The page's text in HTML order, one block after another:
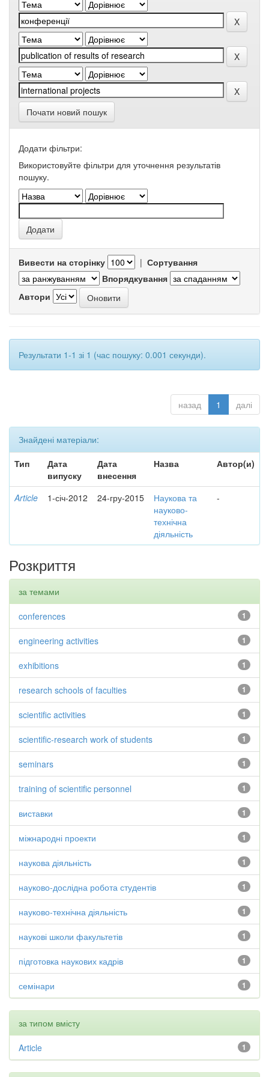
Почати новий пошук
Додати фільтри:
Використовуйте фільтри для уточнення результатів
пошуку.
Вивести на сторінку | Сортування
Впорядкування
Автори
Результати 1-1 зі 1 (час пошуку: 0.001 секунди).
назад 1 далі
Знайдені матеріали:
Тип
Дата
випуску
Дата
внесення
Назва Автор(и)
Article 1-січ-2012 24-гру-2015
Наукова та
науково-
технічна
діяльність
-
Розкриття
за темами
1
conferences
1
engineering activities
1
exhibitions
1
research schools of faculties
1
scientific activities
1
scientific-research work of students
1
seminars
1
training of scientific personnel
1
виставки
1
міжнародні проекти
1
наукова діяльність
1
науково-дослідна робота студентів
1
науково-технічна діяльність
1
наукові школи факультетів
1
підготовка наукових кадрів
1
семінари
за типом вмісту
1
Article